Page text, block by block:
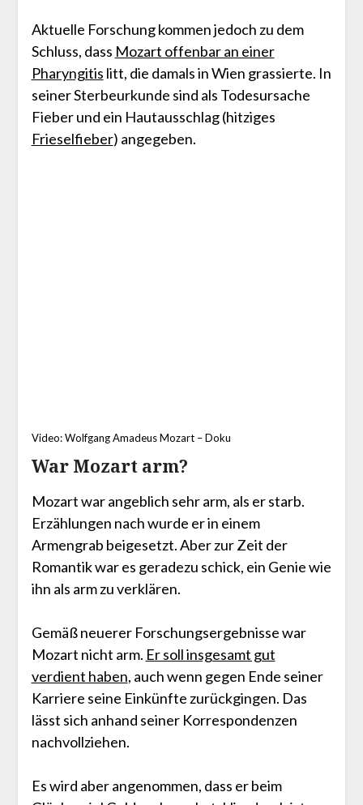
Aktuelle Forschung kommen jedoch zu dem
Schluss, dass Mozart offenbar an einer
Pharyngitis litt, die damals in Wien grassierte. In
seiner Sterbeurkunde sind als Todesursache
Fieber und ein Hautausschlag (hitziges
Frieselfieber) angegeben.
Video: Wolfgang Amadeus Mozart – Doku
War Mozart arm?
Mozart war angeblich sehr arm, als er starb.
Erzählungen nach wurde er in einem
Armengrab beigesetzt. Aber zur Zeit der
Romantik war es geradezu schick, ein Genie wie
ihn als arm zu verklären.
Gemäß neuerer Forschungsergebnisse war
Mozart nicht arm. Er soll insgesamt gut
verdient haben, auch wenn gegen Ende seiner
Karriere seine Einkünfte zurückgingen. Das
lässt sich anhand seiner Korrespondenzen
nachvollziehen.
Es wird aber angenommen, dass er beim